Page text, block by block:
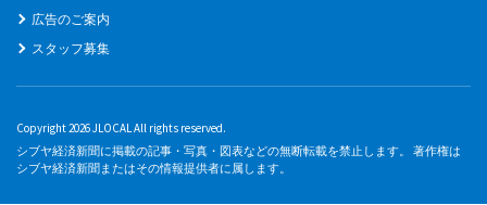
広告のご案内
スタッフ募集
Copyright 2026 JLOCAL All rights reserved.
シブヤ経済新聞に掲載の記事・写真・図表などの無断転載を禁止します。 著作権は
シブヤ経済新聞またはその情報提供者に属します。